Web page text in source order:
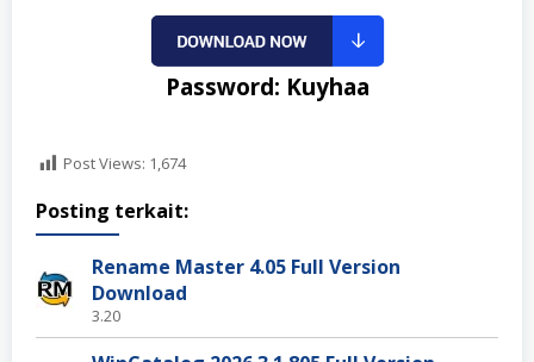
Password: Kuyhaa
Post Views: 1,674
Posting terkait:
Rename Master 4.05 Full Version
Download
3.20